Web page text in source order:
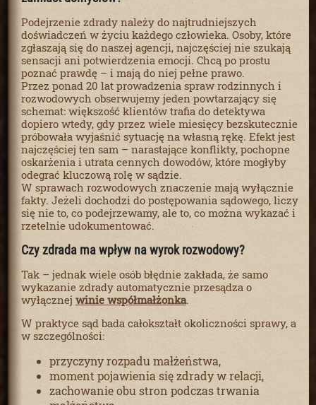
Podejrzenie zdrady należy do najtrudniejszych
doświadczeń w życiu każdego człowieka. Osoby, które
zgłaszają się do naszej agencji, najczęściej nie szukają
sensacji ani potwierdzenia emocji. Chcą po prostu
poznać prawdę – i mają do niej pełne prawo.
Przez ponad 20 lat prowadzenia spraw rodzinnych i
rozwodowych obserwujemy jeden powtarzający się
schemat: większość klientów trafia do detektywa
dopiero wtedy, gdy przez wiele miesięcy bezskutecznie
próbowała wyjaśnić sytuację na własną rękę. Efekt jest
najczęściej ten sam – narastające konflikty, pochopne
oskarżenia i utrata cennych dowodów, które mogłyby
odegrać kluczową rolę w sądzie.
W sprawach rozwodowych znaczenie mają wyłącznie
fakty. Jeżeli dochodzi do postępowania sądowego, liczy
się nie to, co podejrzewamy, ale to, co można wykazać i
rzetelnie udokumentować.
Czy zdrada ma wpływ na wyrok rozwodowy?
Tak – jednak wiele osób błędnie zakłada, że samo
wykazanie zdrady automatycznie przesądza o
wyłącznej winie współmałżonka.
W praktyce sąd bada całokształt okoliczności sprawy, a
w szczególności:
przyczyny rozpadu małżeństwa,
moment pojawienia się zdrady w relacji,
zachowanie obu stron podczas trwania